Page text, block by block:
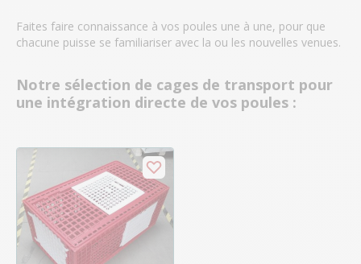
Faites faire connaissance à vos poules une à une, pour que
chacune puisse se familiariser avec la ou les nouvelles venues.
Notre sélection de cages de transport pour
une intégration directe de vos poules :